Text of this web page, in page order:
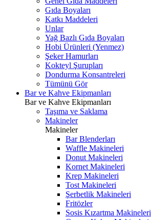
Gıda Boyaları
Katkı Maddeleri
Unlar
Yağ Bazlı Gıda Boyaları
Hobi Ürünleri (Yenmez)
Şeker Hamurları
Kokteyl Şurupları
Dondurma Konsantreleri
Tümünü Gör
Bar ve Kahve Ekipmanları
Bar ve Kahve Ekipmanları
Taşıma ve Saklama
Makineler
Makineler
Bar Blenderları
Waffle Makineleri
Donut Makineleri
Kornet Makineleri
Krep Makineleri
Tost Makineleri
Şerbetlik Makineleri
Fritözler
Sosis Kızartma Makineleri